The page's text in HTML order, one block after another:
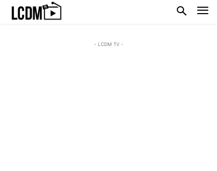
- LCDM TV -